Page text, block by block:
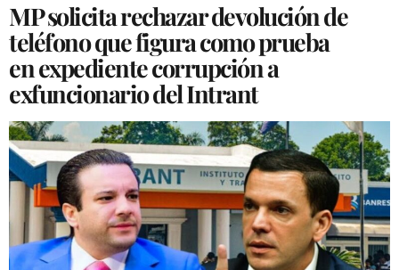
MP solicita rechazar devolución de
teléfono que figura como prueba
en expediente corrupción a
exfuncionario del Intrant